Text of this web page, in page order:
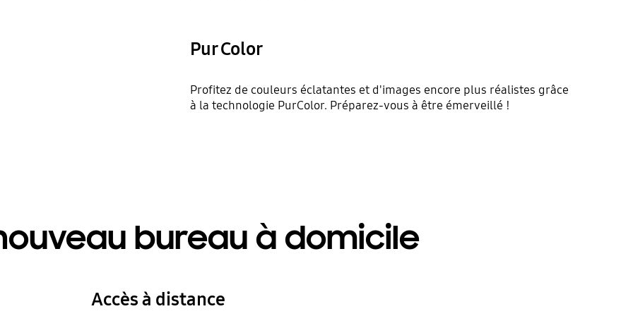
Pur Color
Profitez de couleurs éclatantes et d'images encore plus réalistes grâce
à la technologie PurColor. Préparez-vous à être émerveillé !
bureau à domicile
Accès à distance